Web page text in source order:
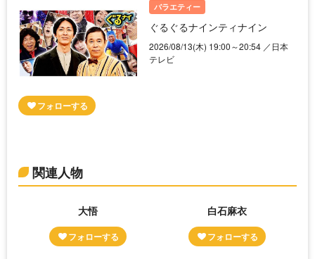
バラエティー
ぐるぐるナインティナイン
2026/08/13(木) 19:00～20:54 ／日本
テレビ
関連人物
大悟 白石麻衣